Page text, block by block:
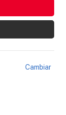
Cambiar